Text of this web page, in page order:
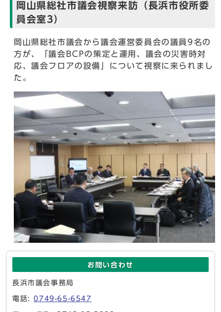
岡山県総社市議会視察来訪（長浜市役所委
員会室3）
岡山県総社市議会から議会運営委員会の議員9名の
方が、「議会BCPの策定と運用、議会の災害時対
応、議会フロアの設備」について視察に来られまし
た。
お問い合わせ
長浜市議会事務局
電話:0749-65-6547